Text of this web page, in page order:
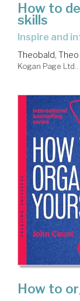
How to
skills
inspire and
Theobald, Theo
Kogan Page
How to